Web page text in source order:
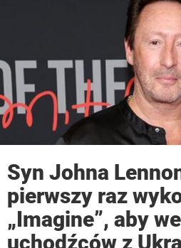
Syn Johna
pierwszy raz
„Imagine”, aby
uchodźców z